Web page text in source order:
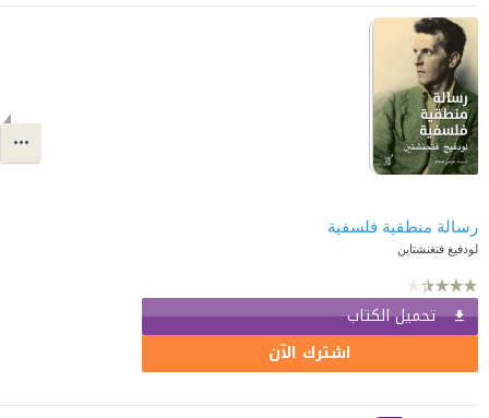
رسالة منطقية فلسفية
لودفيغ فتغنشتاين
تحميل الكتاب
اشترك الآن